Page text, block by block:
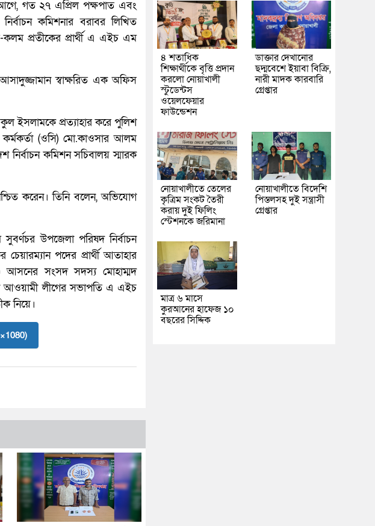
গত ২৭ এপ্রিল পক্ষপাত এবং
কমিশনার বরাবর লিখিত
কলম প্রতীকের প্রার্থী এ এইচ এম
স্বাক্ষরিত এক অফিস
ইসলামকে প্রত্যাহার করে পুলিশ
কর্মকর্তা (ওসি) মো.কাওসার আলম
নির্বাচন কমিশন সচিবালয় স্মারক
করেন। তিনি বলেন, অভিযোগ
উপজেলা পরিষদ নির্বাচন
পদের প্রার্থী আতাহার
আসনের সংসদ সদস্য মোহাম্মদ
আওয়ামী লীগের সভাপতি এ এইচ
নিয়ে।
৪ শতাধিক
শিক্ষার্থীকে বৃত্তি প্রদান
করলো নোয়াখালী
স্টুডেন্টস
ওয়েলফেয়ার
ফাউন্ডেশন
ডাক্তার দেখানোর
ছদ্মবেশে ইয়াবা বিক্রি,
নারী মাদক কারবারি
গ্রেপ্তার
নোয়াখালীতে তেলের
কৃত্রিম সংকট তৈরী
করায় দুই ফিলিং
স্টেশনকে জরিমানা
নোয়াখালীতে বিদেশি
পিস্তলসহ দুই সন্ত্রাসী
গ্রেপ্তার
মাত্র ৬ মাসে
কুরআনের হাফেজ ১০
বছরের সিদ্দিক